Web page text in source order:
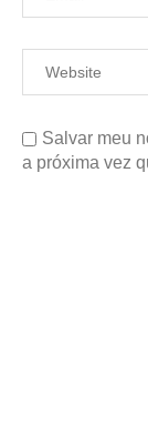
Salvar meu
a próxima vez